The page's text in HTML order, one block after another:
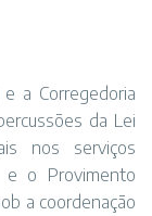
a Corregedoria
da Lei
nos serviços
e o Provimento
a coordenação